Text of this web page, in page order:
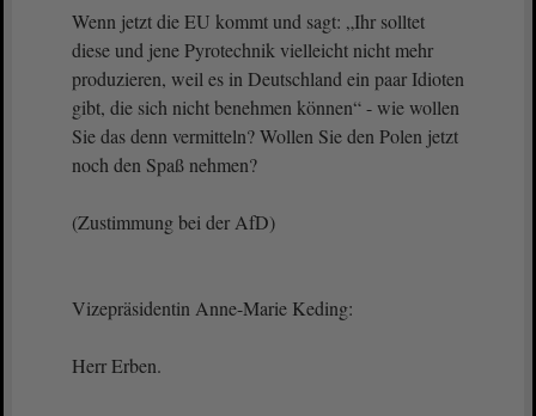
Wenn jetzt die EU kommt und sagt: „Ihr solltet
diese und jene Pyrotechnik vielleicht nicht mehr
produzieren, weil es in Deutschland ein paar Idioten
gibt, die sich nicht benehmen können“ - wie wollen
Sie das denn vermitteln? Wollen Sie den Polen jetzt
noch den Spaß nehmen?
(Zustimmung bei der AfD)
Vizepräsidentin Anne-Marie Keding:
Herr Erben.